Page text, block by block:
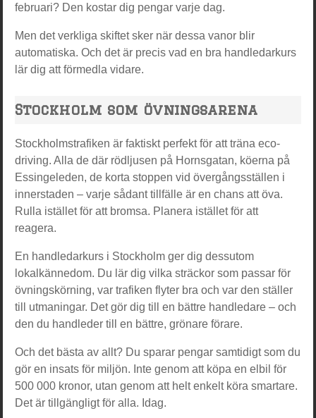
februari? Den kostar dig pengar varje dag.
Men det verkliga skiftet sker när dessa vanor blir
automatiska. Och det är precis vad en bra handledarkurs
lär dig att förmedla vidare.
Stockholm som övningsarena
Stockholmstrafiken är faktiskt perfekt för att träna eco-
driving. Alla de där rödljusen på Hornsgatan, köerna på
Essingeleden, de korta stoppen vid övergångsställen i
innerstaden – varje sådant tillfälle är en chans att öva.
Rulla istället för att bromsa. Planera istället för att
reagera.
En handledarkurs i Stockholm ger dig dessutom
lokalkännedom. Du lär dig vilka sträckor som passar för
övningskörning, var trafiken flyter bra och var den ställer
till utmaningar. Det gör dig till en bättre handledare – och
den du handleder till en bättre, grönare förare.
Och det bästa av allt? Du sparar pengar samtidigt som du
gör en insats för miljön. Inte genom att köpa en elbil för
500 000 kronor, utan genom att helt enkelt köra smartare.
Det är tillgängligt för alla. Idag.